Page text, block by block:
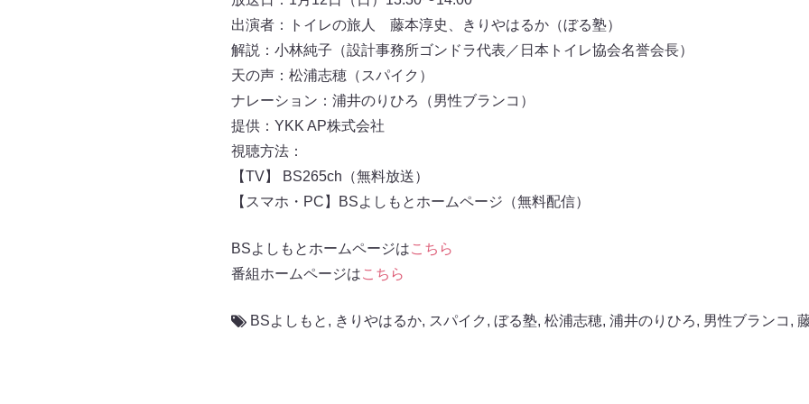
出演者：トイレの旅人 藤本淳史、きりやはるか（ぼる塾）
解説：小林純子（設計事務所ゴンドラ代表／日本トイレ協会名誉会長）
天の声：松浦志穂（スパイク）
ナレーション：浦井のりひろ（男性ブランコ）
提供：YKK AP株式会社
視聴方法：
【TV】 BS265ch（無料放送）
【スマホ・PC】BSよしもとホームページ（無料配信）
BSよしもとホームページはこちら
番組ホームページはこちら
BSよしもと , きりやはるか, スパイク , ぼる塾, 松浦志穂, 浦井のりひろ, 男性ブランコ ,